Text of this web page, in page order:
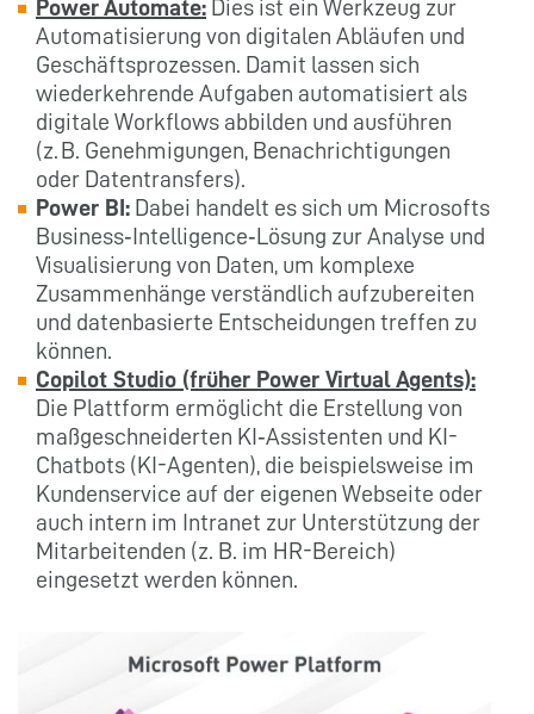
Power Automate: Dies ist ein Werkzeug zur
Automatisierung von digitalen Abläufen und
Geschäftsprozessen. Damit lassen sich
wiederkehrende Aufgaben automatisiert als
digitale Workflows abbilden und ausführen
(z. B. Genehmigungen, Benachrichtigungen
oder Datentransfers).
Power BI: Dabei handelt es sich um Microsofts
Business‑Intelligence‑Lösung zur Analyse und
Visualisierung von Daten, um komplexe
Zusammenhänge verständlich aufzubereiten
und datenbasierte Entscheidungen treffen zu
können.
Copilot Studio (früher Power Virtual Agents):
Die Plattform ermöglicht die Erstellung von
maßgeschneiderten KI‑Assistenten und KI-
Chatbots (KI-Agenten), die beispielsweise im
Kundenservice auf der eigenen Webseite oder
auch intern im Intranet zur Unterstützung der
Mitarbeitenden (z. B. im HR-Bereich)
eingesetzt werden können.